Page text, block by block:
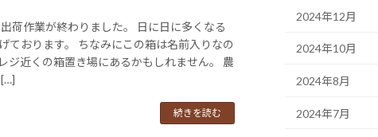
荷作業が終わりました。 日に日に多くなる
ております。 ちなみにこの箱は名前入りなの
ジ近くの箱置き場にあるかもしれません。 農
続きを読む
2024年12月
2024年10月
2024年8月
2024年7月